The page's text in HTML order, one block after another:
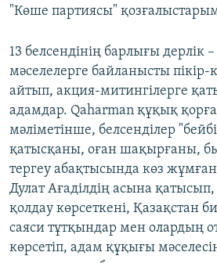
"Көше партиясы"
13 белсендінің барлығы дерлік
мәселелерге байланысты
айтып, акция-митингілерге
адамдар. Qaharman құқық
мәліметінше, белсенділер
қатысқаны, оған шақырғаны,
тергеу абақтысында көз
Дулат Ағаділдің асына
қолдау көрсеткені, Қазақстан
саяси тұтқындар мен олардың
көрсетіп, адам құқығы